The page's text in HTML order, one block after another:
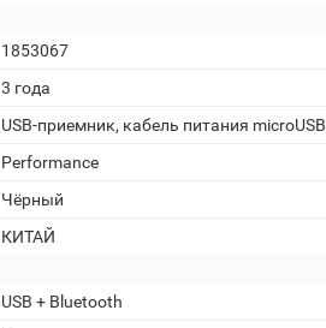
1853067
3 года
USB-приемник, кабель питания microUSB
Performance
Чёрный
КИТАЙ
USB + Bluetooth